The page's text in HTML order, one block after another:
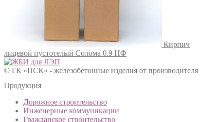
Кирпич
лицевой пустотелый Солома 0.9 НФ
© ГК «ПСК» - железобетонные изделия от производителя
Продукция
Дорожное строительство
Инженерные коммуникации
Гражданское строительство